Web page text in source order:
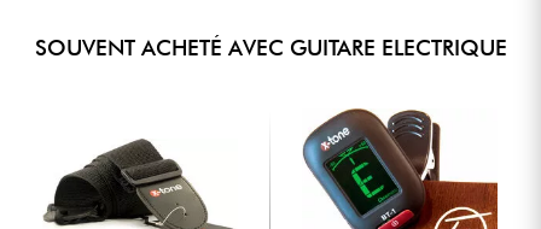
SOUVENT ACHETÉ AVEC GUITARE ELECTRIQUE